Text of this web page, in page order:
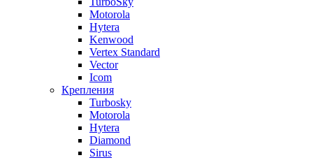
Motorola
Hytera
Kenwood
Vertex Standard
Vector
Icom
Крепления
Turbosky
Motorola
Hytera
Diamond
Sirus